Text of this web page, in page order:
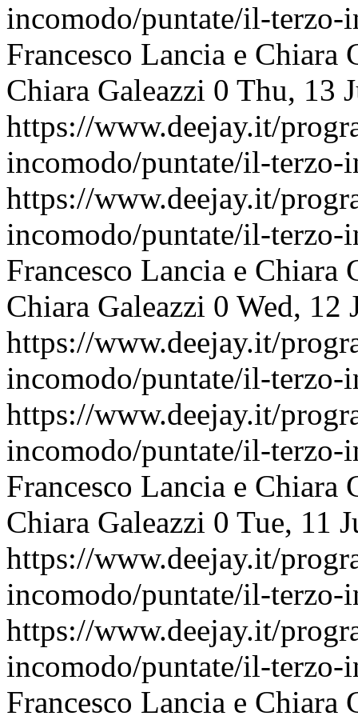
incomodo/puntate/il-
Francesco Lancia e Chiara
Chiara Galeazzi 0 Thu, 13
https://www.deejay.it/
incomodo/puntate/il-
https://www.deejay.it/
incomodo/puntate/il-
Francesco Lancia e Chiara
Chiara Galeazzi 0 Wed, 12
https://www.deejay.it/
incomodo/puntate/il-
https://www.deejay.it/
incomodo/puntate/il-
Francesco Lancia e Chiara
Chiara Galeazzi 0 Tue, 11
https://www.deejay.it/
incomodo/puntate/il-
https://www.deejay.it/
incomodo/puntate/il-
Francesco Lancia e Chiara